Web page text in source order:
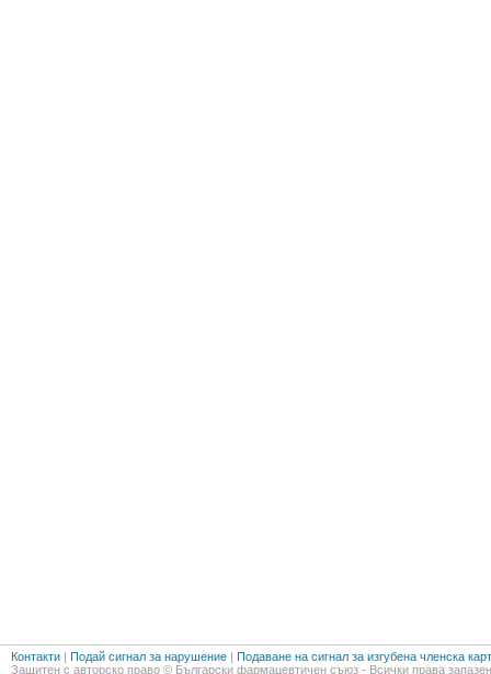
Контакти | Подай сигнал за нарушение | Подаване на сигнал за изгубена членска
Защитен с авторско право © Български фармацевтичен съюз - Всички права